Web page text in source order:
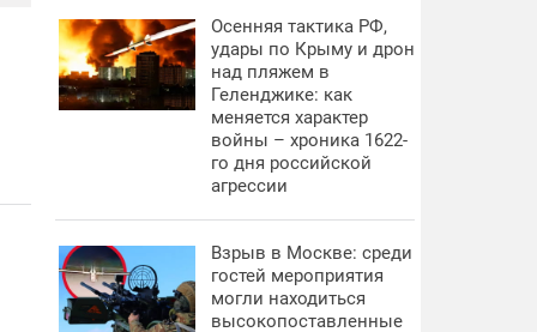
Осенняя тактика РФ,
удары по Крыму и дрон
над пляжем в
Геленджике: как
меняется характер
войны – хроника 1622-
го дня российской
агрессии
Взрыв в Москве: среди
гостей мероприятия
могли находиться
высокопоставленные